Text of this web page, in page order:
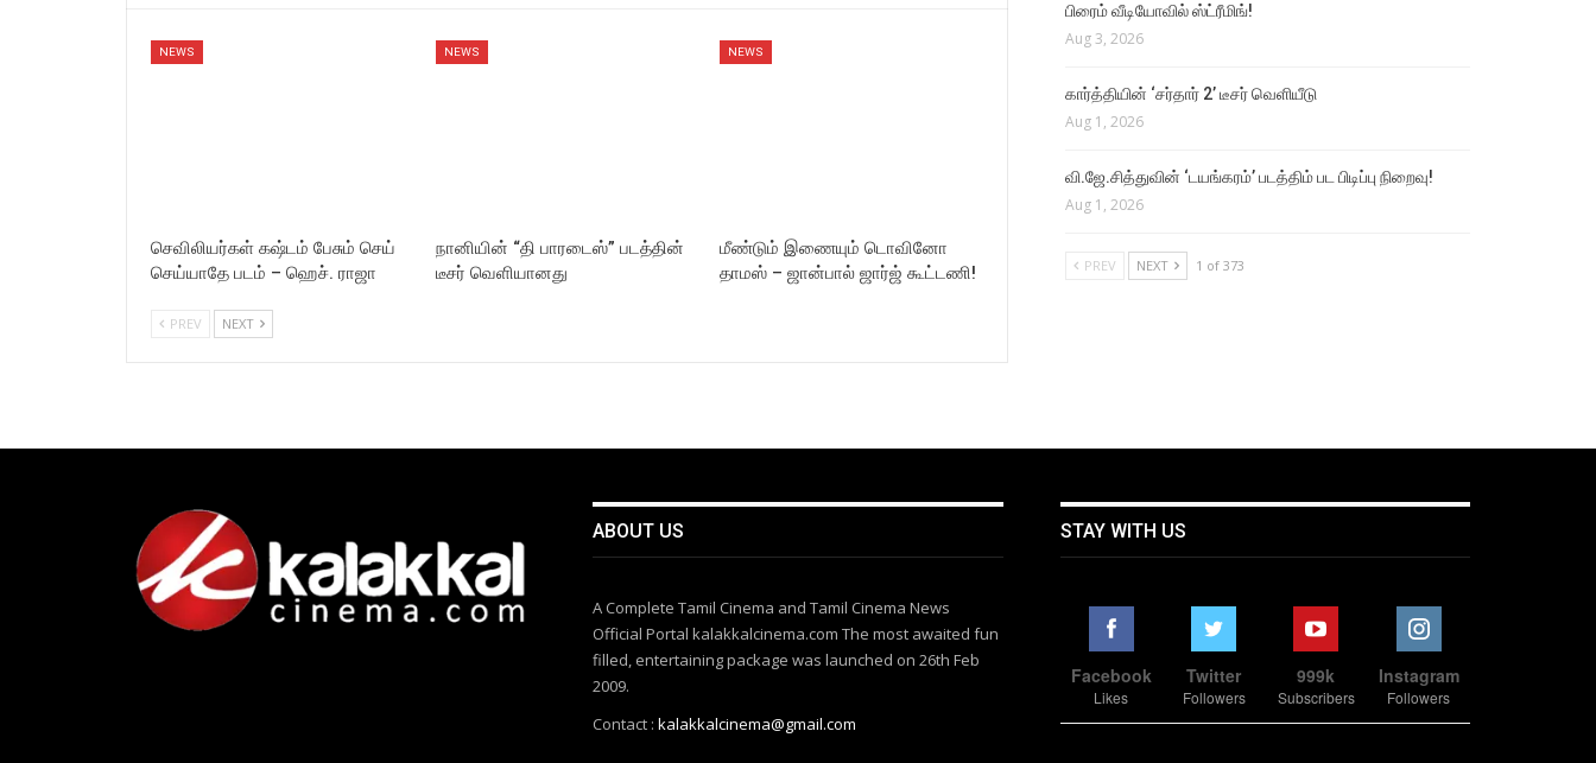
NEWS
செவிலியர்கள் கஷ்டம் பேசும் செய்
செய்யாதே படம் – ஹெச். ராஜா
NEWS
நானியின் “தி பாரடைஸ்” படத்தின்
டீசர் வெளியானது
NEWS
மீண்டும் இணையும் டொவினோ
தாமஸ் – ஜான்பால் ஜார்ஜ் கூட்டணி!
PREV NEXT
பிரைம் வீடியோவில் ஸ்ட்ரீமிங்!
Aug 3, 2026
கார்த்தியின் ‘சர்தார் 2’ டீசர் வெளியீடு
Aug 1, 2026
வி.ஜே.சித்துவின் ‘டயங்கரம்’ படத்திம் பட பிடிப்பு நிறைவு!
Aug 1, 2026
PREV NEXT 1 of 373
ABOUT US
A Complete Tamil Cinema and Tamil Cinema News
Official Portal kalakkalcinema.com The most awaited fun
filled, entertaining package was launched on 26th Feb
2009.
Contact :kalakkalcinema@gmail.com
STAY WITH US
Facebook
Likes
Twitter
Followers
999k
Subscribers
Instagram
Followers